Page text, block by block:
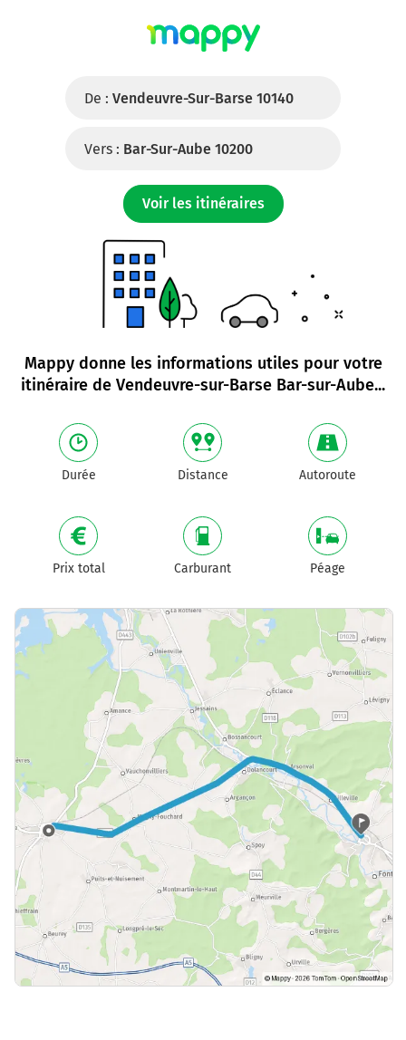
De : Vendeuvre-Sur-Barse 10140
Vers : Bar-Sur-Aube 10200
Voir les itinéraires
Mappy donne les informations utiles pour votre
itinéraire de Vendeuvre-sur-Barse Bar-sur-Aube...
Durée Distance Autoroute
Prix total Carburant Péage